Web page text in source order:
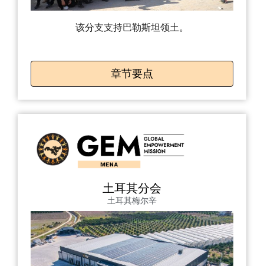
该分支支持巴勒斯坦领土。
章节要点
土耳其分会
土耳其梅尔辛